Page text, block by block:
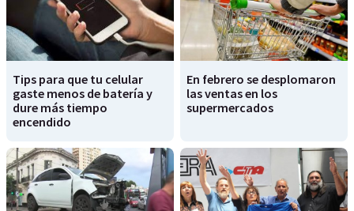
Tips para que tu celular
gaste menos de batería y
dure más tiempo
encendido
En febrero se desplomaron
las ventas en los
supermercados